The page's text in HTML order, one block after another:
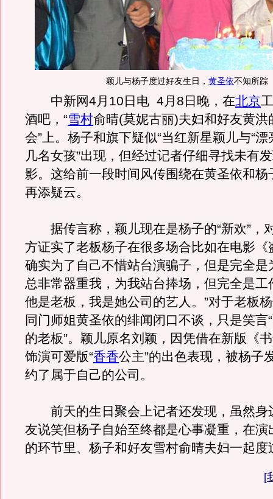
颖儿与杨子度过好友生日， 黄圣依不知所踪
中新网4月10日电 4月8日晚，在北京
酒吧，“雪村俞晴(莫妮古丽)夫妇和好友黄洪
会”上。杨子和旗下疑似“当红新星颖儿与“漂
几名女孩”出现，但经过记者仔细寻找未有
影。这给前一段时间风传围绕在黄圣依和杨
再添疑云。
据传言称，颖儿现在是杨子的“新欢”，
方证实了老板杨子在很多场合比如在电影《
确实为了自己不惜站台演骗子，但是完全是
总非常器重我，为我站台捧场，但完全是工
他是老板，我是她公司的艺人。”对于老板
同门师姐黄圣依的绯闻闭口不谈，只是笑言
的老板”。颖儿原名刘颖，因凭借在新版《
饰演可爱版“香香公主”的出色表现，被杨子
约了属于自己的公司。
前天的生日聚会上记者还发现，虽然身
友说笑但杨子自始至终都是心事凝重，在演
的环节里、杨子和好友雪村俞晴夫妇一起
[